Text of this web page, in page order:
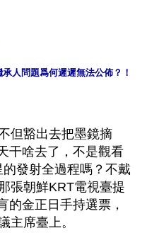
人問題爲何遲遲無法公佈？！
但豁出去把墨鏡摘
干啥去了，不是觀看
的發射全過程嗎？不戴
張朝鮮KRT電視臺提
的金正日手持選票，
主席臺上。